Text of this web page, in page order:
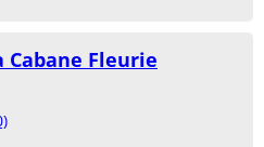
Cabane Fleurie